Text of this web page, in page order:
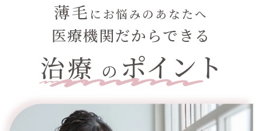
薄毛 にお悩みのあなたへ
医療機関だからできる
治療 の ポイント